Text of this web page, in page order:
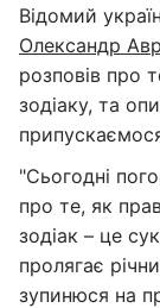
Відомий
Олександр
розповів про
зодіаку, та
"Сьогодні
про те, як
зодіак – це
пролягає
зупинюся на